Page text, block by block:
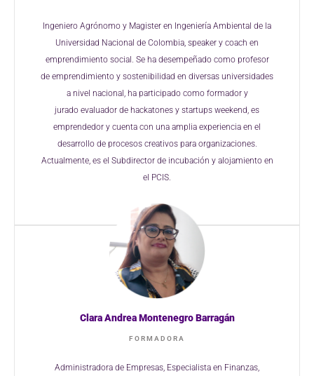
Ingeniero Agrónomo y Magister en Ingeniería Ambiental de la
Universidad Nacional de Colombia, speaker y coach en
emprendimiento social. Se ha desempeñado como profesor
de emprendimiento y sostenibilidad en diversas universidades
a nivel nacional, ha participado como formador y
jurado evaluador de hackatones y startups weekend, es
emprendedor y cuenta con una amplia experiencia en el
desarrollo de procesos creativos para organizaciones.
Actualmente, es el Subdirector de incubación y alojamiento en
el PCIS.
Clara Andrea Montenegro Barragán
FORMADORA
Administradora de Empresas, Especialista en Finanzas,